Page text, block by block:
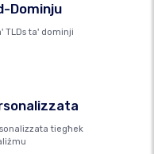
Dominju
TLDs ta' dominji
tiegħek